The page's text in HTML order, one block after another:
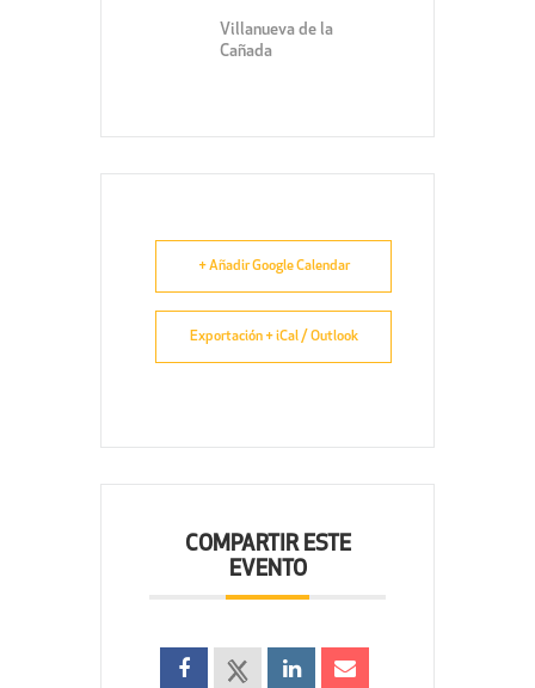
Villanueva de la
Cañada
+ Añadir Google Calendar
Exportación + iCal / Outlook
COMPARTIR ESTE
EVENTO